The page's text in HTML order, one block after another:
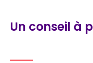
Un conseil à